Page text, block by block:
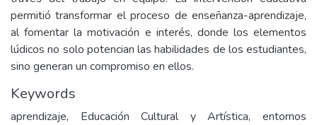
permitió transformar el proceso de enseñanza-aprendizaje,
al fomentar la motivación e interés, donde los elementos
lúdicos no solo potencian las habilidades de los estudiantes,
sino generan un compromiso en ellos.
Keywords
aprendizaje, Educación Cultural y Artística, entornos